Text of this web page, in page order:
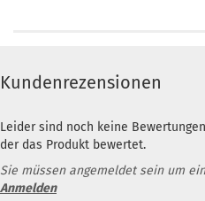
Kundenrezensionen
Leider sind noch keine
der das Produkt bewertet.
Sie müssen angemeldet sein um
Anmelden